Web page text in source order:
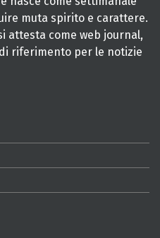
muta spirito e carattere.
attesta come web journal,
riferimento per le notizie